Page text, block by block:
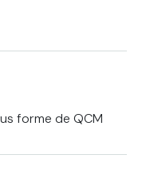
forme de QCM